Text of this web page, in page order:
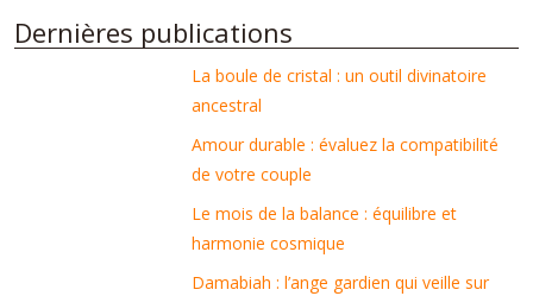
Dernières publications
La boule de cristal : un outil divinatoire
ancestral
Amour durable : évaluez la compatibilité
de votre couple
Le mois de la balance : équilibre et
harmonie cosmique
Damabiah : l’ange gardien qui veille sur